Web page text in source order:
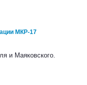
МКР-17
и Маяковского.